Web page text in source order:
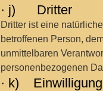
· j) Dritter
Dritter ist eine
betroffenen Person,
unmittelbaren
personenbezogenen
· k) Einwilligung